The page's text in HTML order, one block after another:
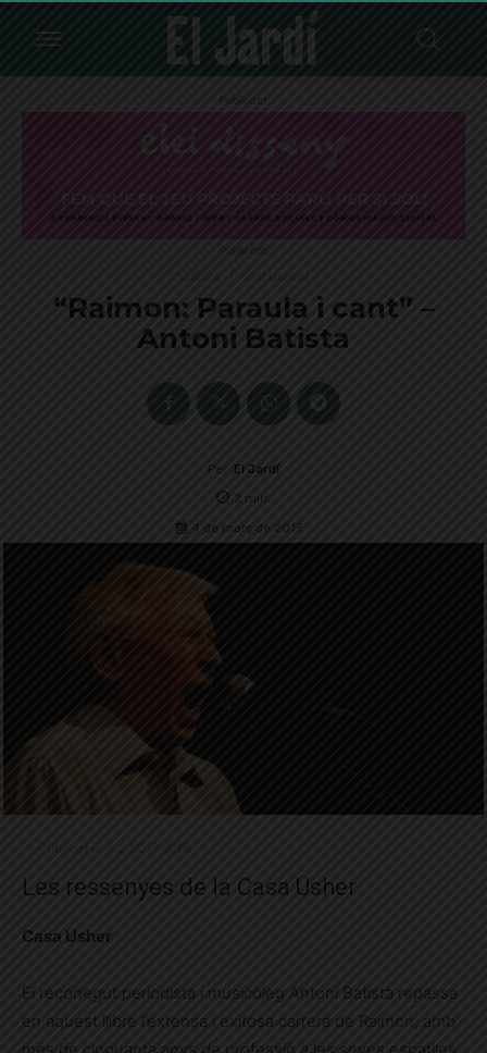
Publicitat
Publicitat
“Raimon: Paraula i cant” –
Antoni Batista
Per El Jardí
2 min.
4 de març de 2017
Les ressenyes de la Casa Usher
Casa Usher
El reconegut periodista i musicòleg Antoni Batista repassa
en aquest llibre l’extensa i exitosa carrera de Raimon, amb